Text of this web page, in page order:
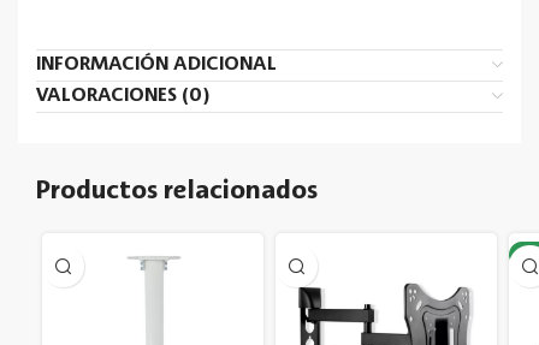
INFORMACIÓN ADICIONAL
VALORACIONES (0)
Productos relacionados
-